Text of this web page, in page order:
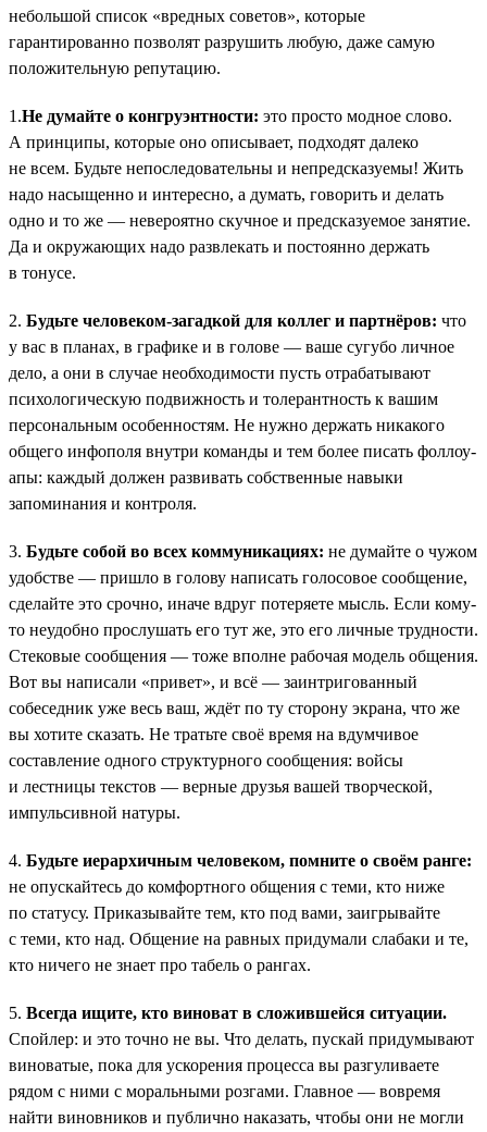
небольшой список «вредных советов», которые
гарантированно позволят разрушить любую, даже самую
положительную репутацию.
1.Не думайте о конгруэнтности: это просто модное слово.
А принципы, которые оно описывает, подходят далеко
не всем. Будьте непоследовательны и непредсказуемы! Жить
надо насыщенно и интересно, а думать, говорить и делать
одно и то же — невероятно скучное и предсказуемое занятие.
Да и окружающих надо развлекать и постоянно держать
в тонусе.
2. Будьте человеком-загадкой для коллег и партнёров: что
у вас в планах, в графике и в голове — ваше сугубо личное
дело, а они в случае необходимости пусть отрабатывают
психологическую подвижность и толерантность к вашим
персональным особенностям. Не нужно держать никакого
общего инфополя внутри команды и тем более писать фоллоу-
апы: каждый должен развивать собственные навыки
запоминания и контроля.
3. Будьте собой во всех коммуникациях: не думайте о чужом
удобстве — пришло в голову написать голосовое сообщение,
сделайте это срочно, иначе вдруг потеряете мысль. Если кому-
то неудобно прослушать его тут же, это его личные трудности.
Стековые сообщения — тоже вполне рабочая модель общения.
Вот вы написали «привет», и всё — заинтригованный
собеседник уже весь ваш, ждёт по ту сторону экрана, что же
вы хотите сказать. Не тратьте своё время на вдумчивое
составление одного структурного сообщения: войсы
и лестницы текстов — верные друзья вашей творческой,
импульсивной натуры.
4. Будьте иерархичным человеком, помните о своём ранге:
не опускайтесь до комфортного общения с теми, кто ниже
по статусу. Приказывайте тем, кто под вами, заигрывайте
с теми, кто над. Общение на равных придумали слабаки и те,
кто ничего не знает про табель о рангах.
5. Всегда ищите, кто виноват в сложившейся ситуации.
Спойлер: и это точно не вы. Что делать, пускай придумывают
виноватые, пока для ускорения процесса вы разгуливаете
рядом с ними с моральными розгами. Главное — вовремя
найти виновников и публично наказать, чтобы они не могли